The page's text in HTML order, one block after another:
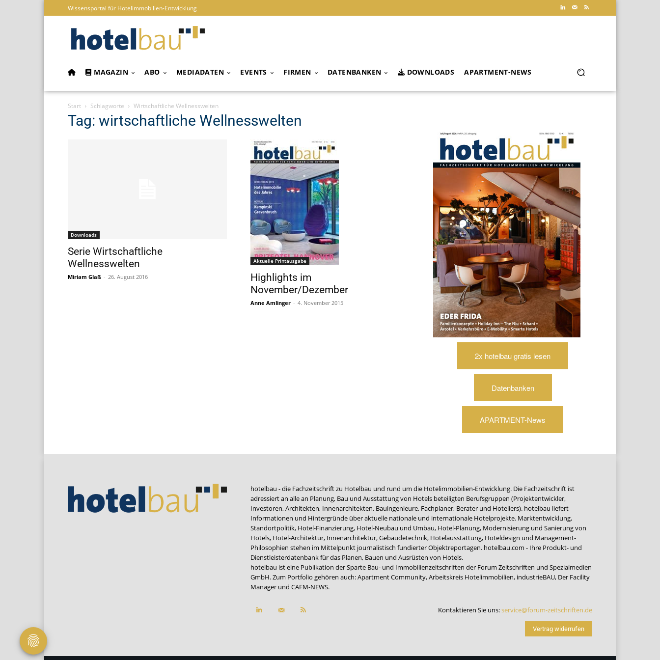
Wissensportal für Hotelimmobilien-Entwicklung
MAGAZIN ABO MEDIADATEN EVENTS FIRMEN DATENBANKEN DOWNLOADS APARTMENT-NEWS
Start Schlagworte Wirtschaftliche Wellnesswelten
Tag: wirtschaftliche Wellnesswelten
Downloads
Serie Wirtschaftliche
Wellnesswelten
Miriam Glaß - 26. August 2016
Aktuelle Printausgabe
Highlights im
November/Dezember
Anne Amlinger - 4. November 2015
2x hotelbau gratis lesen
Datenbanken
APARTMENT-News
hotelbau - die Fachzeitschrift zu Hotelbau und rund um die Hotelimmobilien-Entwicklung. Die Fachzeitschrift ist
adressiert an alle an Planung, Bau und Ausstattung von Hotels beteiligten Berufsgruppen (Projektentwickler,
Investoren, Architekten, Innenarchitekten, Bauingenieure, Fachplaner, Berater und Hoteliers). hotelbau liefert
Informationen und Hintergründe über aktuelle nationale und internationale Hotelprojekte. Marktentwicklung,
Standortpolitik, Hotel-Finanzierung, Hotel-Neubau und Umbau, Hotel-Planung, Modernisierung und Sanierung von
Hotels, Hotel-Architektur, Innenarchitektur, Gebäudetechnik, Hotelausstattung, Hoteldesign und Management-
Philosophien stehen im Mittelpunkt journalistisch fundierter Objektreportagen. hotelbau.com - Ihre Produkt- und
Dienstleisterdatenbank für das Planen, Bauen und Ausrüsten von Hotels.
hotelbau ist eine Publikation der Sparte Bau- und Immobilienzeitschriften der Forum Zeitschriften und Spezialmedien
GmbH. Zum Portfolio gehören auch:Apartment Community,Arbeitskreis Hotelimmobilien, industrieBAU, Der Facility
Manager und CAFM-NEWS.
Kontaktieren Sie uns:service@forum-zeitschriften.de
Vertrag widerrufen